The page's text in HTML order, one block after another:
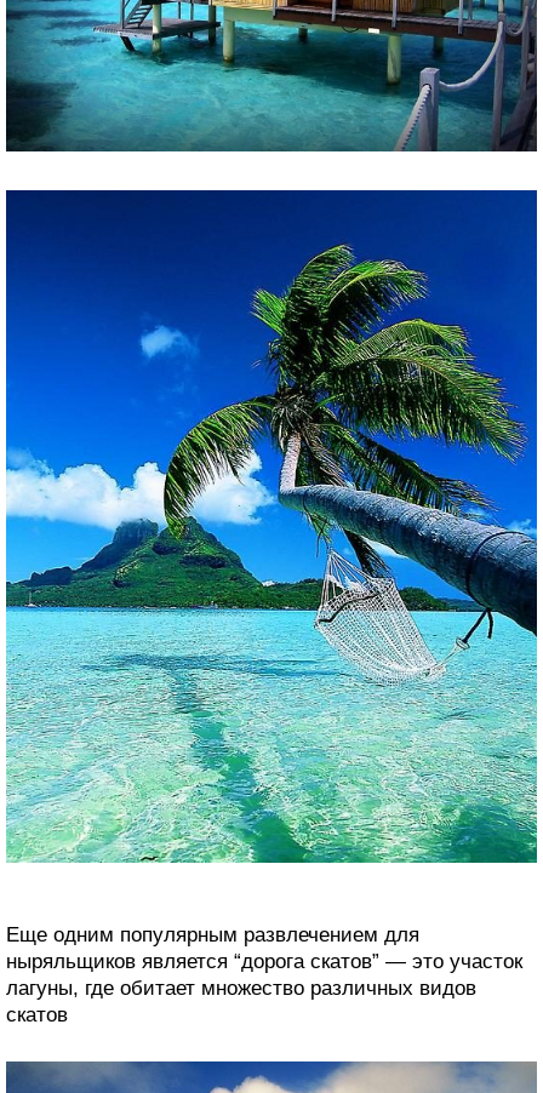
Еще одним популярным развлечением для
ныряльщиков является “дорога скатов” — это участок
лагуны, где обитает множество различных видов
скатов